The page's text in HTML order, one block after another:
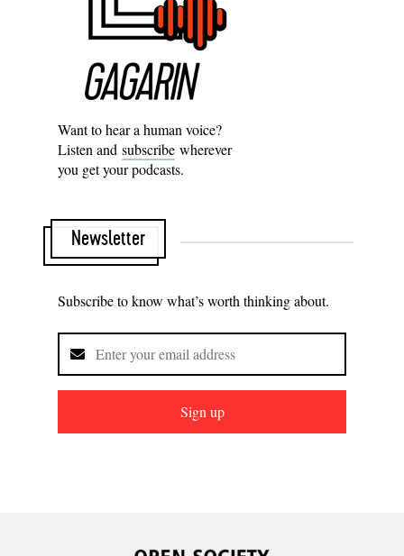
Want to hear a human voice?
Listen and subscribe wherever
you get your podcasts.
Newsletter
Subscribe to know what’s worth thinking about.
Sign up